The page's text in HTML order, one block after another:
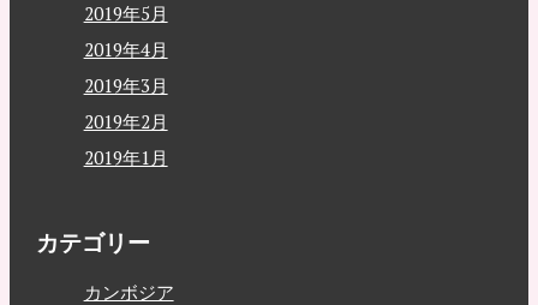
2019年5月
2019年4月
2019年3月
2019年2月
2019年1月
カテゴリー
カンボジア